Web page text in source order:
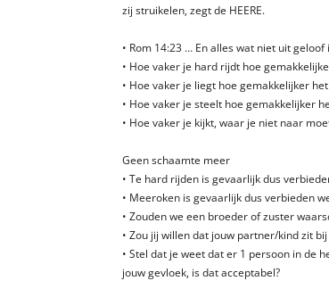
zij struikelen, zegt de HEERE.
• Rom 14:23 … En alles wat niet uit geloof
• Hoe vaker je hard rijdt hoe
• Hoe vaker je liegt hoe gemakkelijker
• Hoe vaker je steelt hoe gemakkelijker
• Hoe vaker je kijkt, waar je niet naar
Geen schaamte meer
• Te hard rijden is gevaarlijk dus
• Meeroken is gevaarlijk dus verbieden
• Zouden we een broeder of zuster
• Zou jij willen dat jouw partner/kind zit
• Stel dat je weet dat er 1 persoon in de
jouw gevloek, is dat acceptabel?